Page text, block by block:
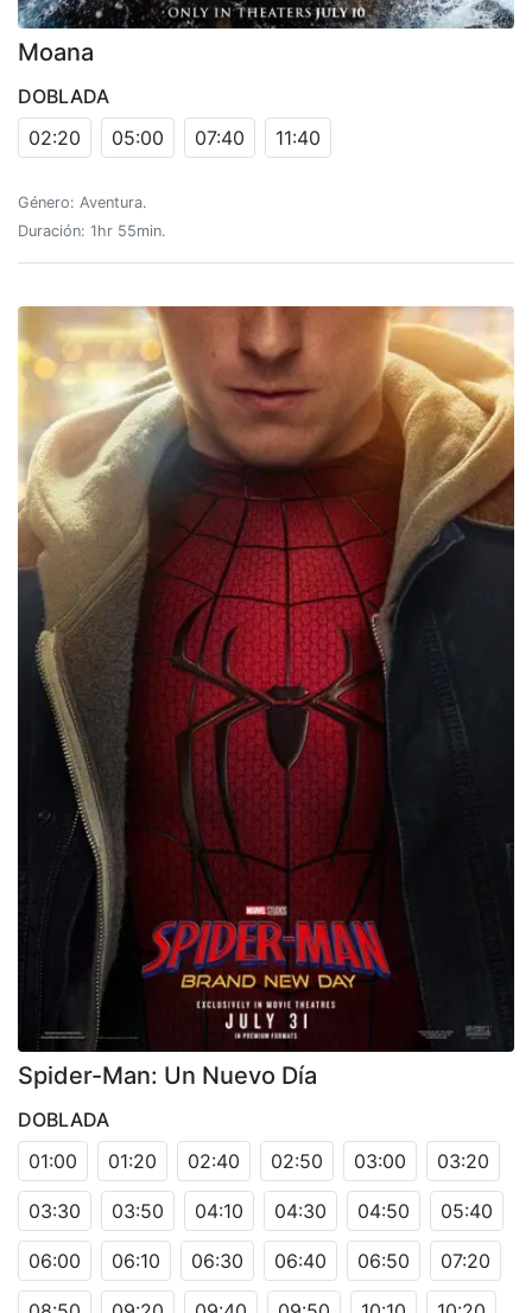
Moana
DOBLADA
02:20
05:00 07:40 11:40
Género: Aventura.
Duración: 1hr 55min.
Spider-Man: Un Nuevo Día
DOBLADA
01:00
01:20 02:40 02:50 03:00 03:20
03:30 03:50 04:10 04:30 04:50 05:40
06:00 06:10 06:30 06:40 06:50 07:20